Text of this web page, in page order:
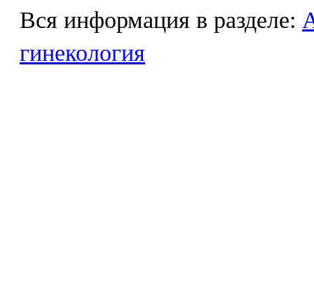
Вся информация в разделе:
гинекология